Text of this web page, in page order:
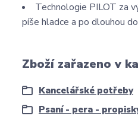
Technologie PILOT za
píše hladce a po dlouhou
Zboží zařazeno v
Kancelářské potřeby
Psaní - pera -